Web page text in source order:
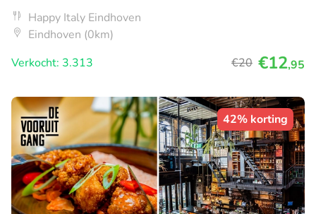
Happy Italy Eindhoven
Eindhoven (0km)
Verkocht: 3.313
€20 €12,95
42% korting